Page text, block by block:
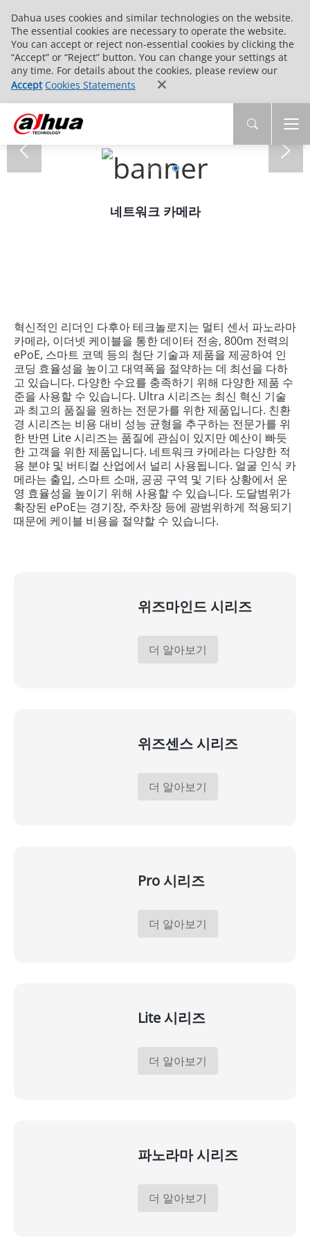
Dahua uses cookies and similar technologies on the website.
The essential cookies are necessary to operate the website.
You can accept or reject non-essential cookies by clicking the
“Accept” or “Reject” button. You can change your settings at
any time. For details about the cookies, please review our
Accept Cookies Statements
네트워크 카메라
혁신적인 리더인 다후아 테크놀로지는 멀티 센서 파노라마
카메라, 이더넷 케이블을 통한 데이터 전송, 800m 전력의
ePoE, 스마트 코덱 등의 첨단 기술과 제품을 제공하여 인
코딩 효율성을 높이고 대역폭을 절약하는 데 최선을 다하
고 있습니다. 다양한 수요를 충족하기 위해 다양한 제품 수
준을 사용할 수 있습니다. Ultra 시리즈는 최신 혁신 기술
과 최고의 품질을 원하는 전문가를 위한 제품입니다. 친환
경 시리즈는 비용 대비 성능 균형을 추구하는 전문가를 위
한 반면 Lite 시리즈는 품질에 관심이 있지만 예산이 빠듯
한 고객을 위한 제품입니다. 네트워크 카메라는 다양한 적
용 분야 및 버티컬 산업에서 널리 사용됩니다. 얼굴 인식 카
메라는 출입, 스마트 소매, 공공 구역 및 기타 상황에서 운
영 효율성을 높이기 위해 사용할 수 있습니다. 도달범위가
확장된 ePoE는 경기장, 주차장 등에 광범위하게 적용되기
때문에 케이블 비용을 절약할 수 있습니다.
위즈마인드 시리즈
더 알아보기
위즈센스 시리즈
더 알아보기
Pro 시리즈
더 알아보기
Lite 시리즈
더 알아보기
파노라마 시리즈
더 알아보기